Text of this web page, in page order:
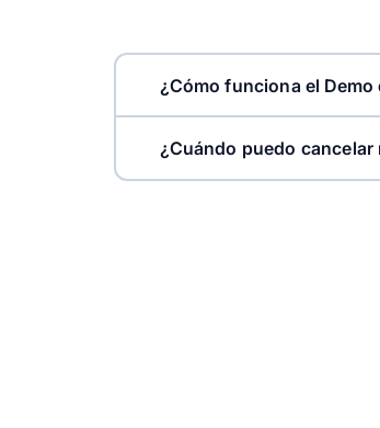
Cotizaciones
¿Cómo funciona el Demo
¿Cuándo puedo cancelar